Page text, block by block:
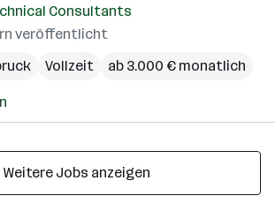
Consultants
veröffentlicht
Vollzeit ab 3.000 € monatlich
Weitere Jobs anzeigen